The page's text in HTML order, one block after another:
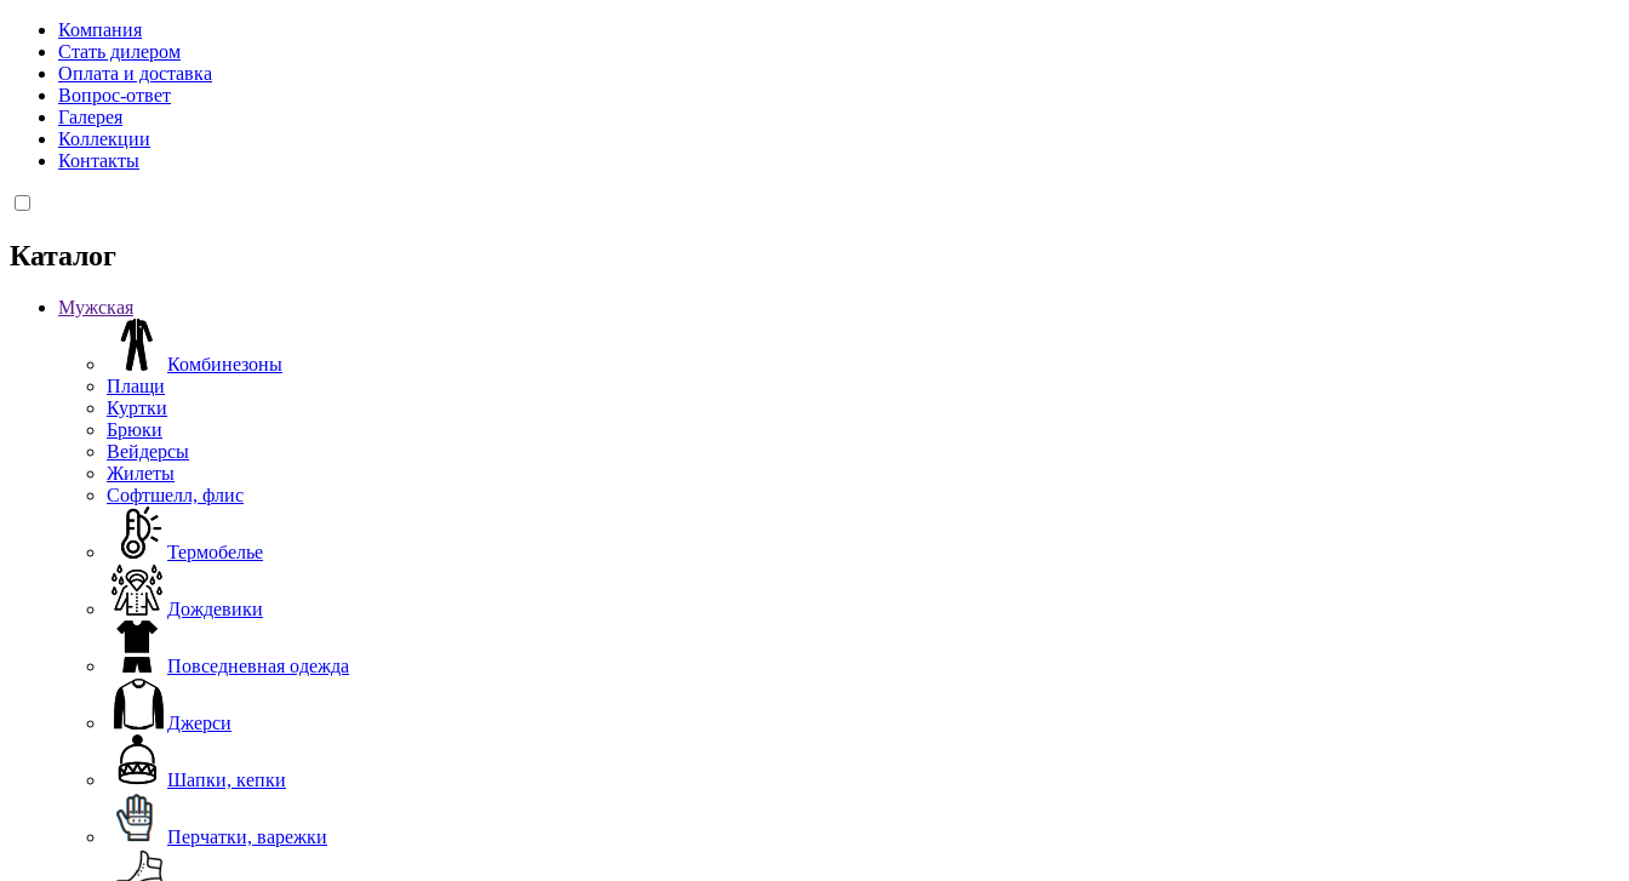
Компания
Стать дилером
Оплата и доставка
Вопрос-ответ
Галерея
Коллекции
Контакты
Каталог
Мужская
Комбинезоны
Плащи
Куртки
Брюки
Вейдерсы
Жилеты
Софтшелл, флис
Термобелье
Дождевики
Повседневная одежда
Джерси
Шапки, кепки
Перчатки, варежки